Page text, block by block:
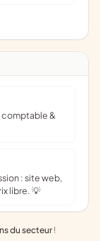
libre. 💡
du secteur !